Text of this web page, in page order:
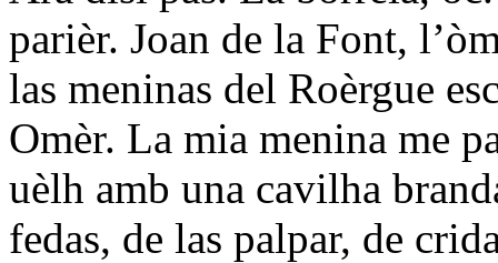
parièr. Joan de la Font,
las meninas del Roèrgue
Omèr. La mia menina me
uèlh amb una cavilha
fedas, de las palpar, de